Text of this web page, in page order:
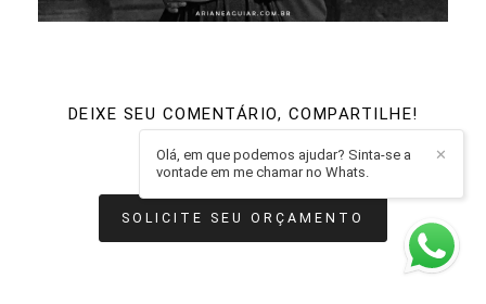
DEIXE SEU COMENTÁRIO, COMPARTILHE!
SOLICITE SEU ORÇAMENTO
✕
Olá, em que podemos ajudar? Sinta-se a
vontade em me chamar no Whats.